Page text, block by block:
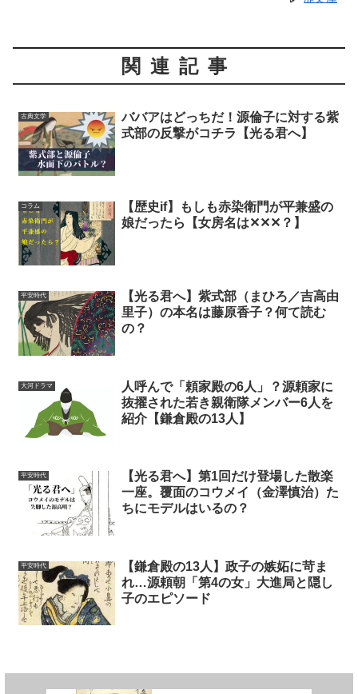
関連記事
古典文学
ババアはどっちだ！源倫子に対する紫
式部の反撃がコチラ【光る君へ】
コラム
【歴史if】もしも赤染衛門が平兼盛の
娘だったら【女房名は‪✕‬‪✕‬‪✕‬？】
平安時代
【光る君へ】紫式部（まひろ／吉高由
里子）の本名は藤原香子？何て読む
の？
大河ドラマ
人呼んで「頼家殿の6人」？源頼家に
抜擢された若き親衛隊メンバー6人を
紹介【鎌倉殿の13人】
平安時代
【光る君へ】第1回だけ登場した散楽
一座。覆面のコウメイ（金澤慎治）た
ちにモデルはいるの？
平安時代
【鎌倉殿の13人】政子の嫉妬に苛ま
れ…源頼朝「第4の女」大進局と隠し
子のエピソード